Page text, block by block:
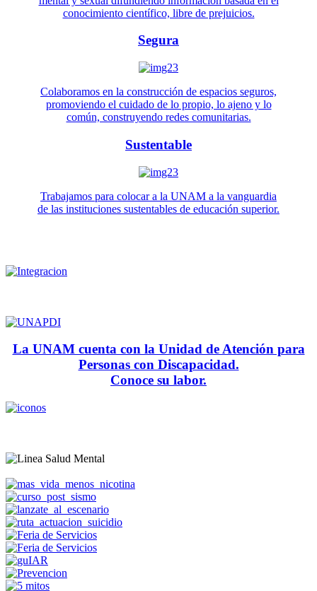
conocimiento científico, libre de prejuicios.
Segura
Colaboramos en la construcción de espacios seguros,
promoviendo el cuidado de lo propio, lo ajeno y lo
común, construyendo redes comunitarias.
Sustentable
Trabajamos para colocar a la UNAM a la vanguardia
de las instituciones sustentables de educación superior.
La UNAM cuenta con la Unidad de Atención para
Personas con Discapacidad.
Conoce su labor.